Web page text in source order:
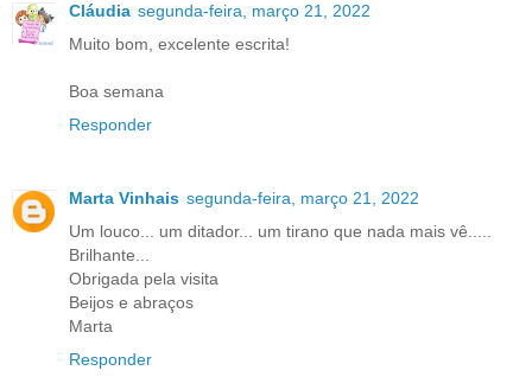
Cláudia segunda-feira, março 21, 2022
Muito bom, excelente escrita!
Boa semana
Responder
Marta Vinhais segunda-feira, março 21, 2022
Um louco... um ditador... um tirano que nada mais vê.....
Brilhante...
Obrigada pela visita
Beijos e abraços
Marta
Responder